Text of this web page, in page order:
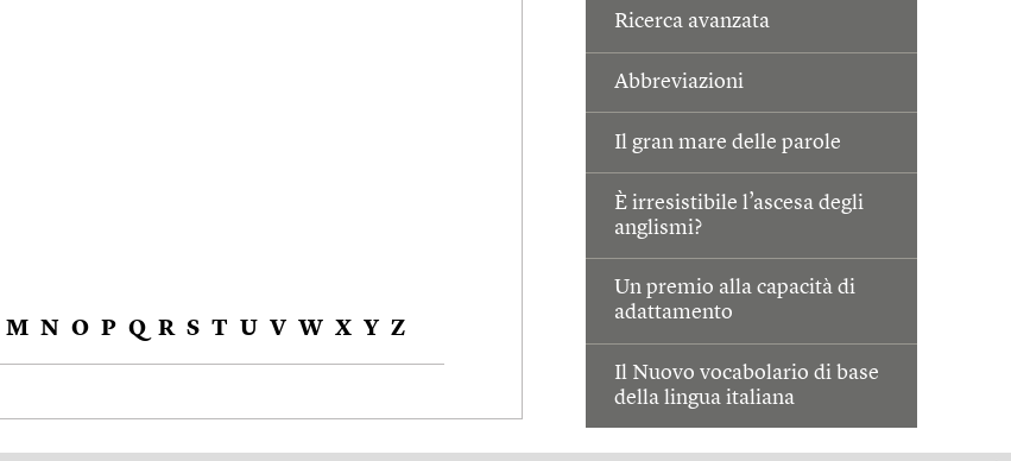
Ricerca avanzata
Abbreviazioni
Il gran mare delle parole
È irresistibile l’ascesa degli
anglismi?
Un premio alla capacità di
adattamento
Il Nuovo vocabolario di base
della lingua italiana
M N O P Q R S T U V W X Y Z